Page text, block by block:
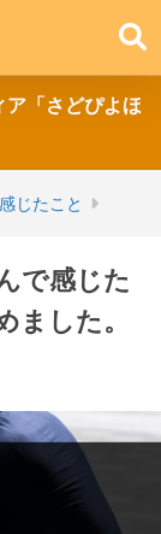
ア「さどぴよほ
じたこと
で感じた
ました。